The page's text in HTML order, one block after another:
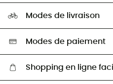
Seconde Main
Aide & Contact
HardGuides
Sélection éco-responsable
Modes de livraison
Modes de paiement
Shopping en ligne